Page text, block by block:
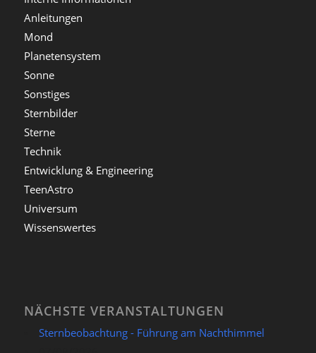
Anleitungen
Mond
Planetensystem
Sonne
Sonstiges
Sternbilder
Sterne
Technik
Entwicklung & Engineering
TeenAstro
Universum
Wissenswertes
NÄCHSTE VERANSTALTUNGEN
Sternbeobachtung - Führung am Nachthimmel